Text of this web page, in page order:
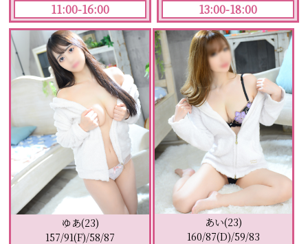
11:00-16:00 13:00-18:00
ゆあ(23)
157/91(F)/58/87
あい(23)
160/87(D)/59/83